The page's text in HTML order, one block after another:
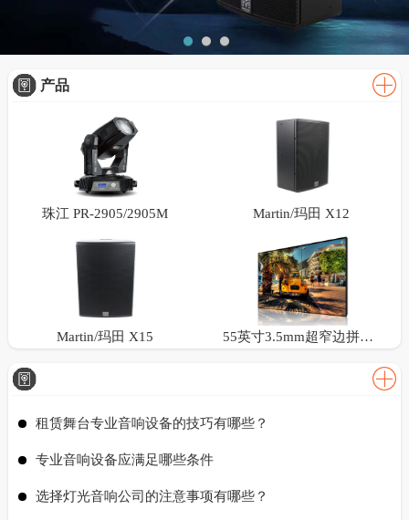
产品
珠江 PR-2905/2905M Martin/玛田 X12
Martin/玛田 X15 55英寸3.5mm超窄边拼接屏
租赁舞台专业音响设备的技巧有哪些？
专业音响设备应满足哪些条件
选择灯光音响公司的注意事项有哪些？